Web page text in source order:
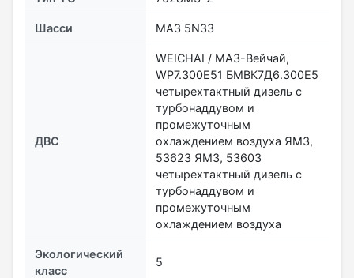
Шасси МАЗ 5N33
ДВС
WEICHAI / МАЗ-Вейчай,
WP7.300E51 БМВК7Д6.300Е5
четырехтактный дизель с
турбонаддувом и
промежуточным
охлаждением воздуха ЯМЗ,
53623 ЯМЗ, 53603
четырехтактный дизель с
турбонаддувом и
промежуточным
охлаждением воздуха
Экологический
класс
5